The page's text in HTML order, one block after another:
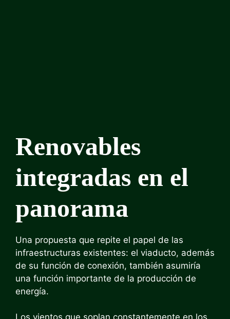
Renovables
integradas en el
panorama
Una propuesta que repite el papel de las
infraestructuras existentes: el viaducto, además
de su función de conexión, también asumiría
una función importante de la producción de
energía.
Los vientos que soplan constantemente en los